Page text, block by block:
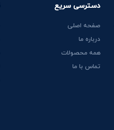
دسترسی سریع
صفحه اصلی
درباره ما
همه محصولات
تماس با ما